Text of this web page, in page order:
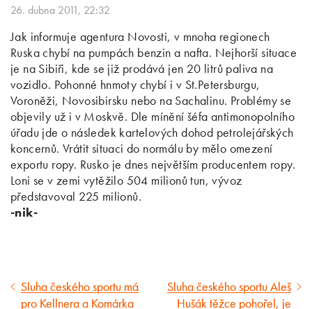
26. dubna 2011, 22:32
Jak informuje agentura Novosti, v mnoha regionech
Ruska chybí na pumpách benzin a nafta. Nejhorší situace
je na Sibiři, kde se již prodává jen 20 litrů paliva na
vozidlo. Pohonné hnmoty chybí i v St.Petersburgu,
Voroněži, Novosibirsku nebo na Sachalinu. Problémy se
objevily už i v Moskvě. Dle mínění šéfa antimonopolního
úřadu jde o následek kartelových dohod petrolejářských
koncernů. Vrátit situaci do normálu by mělo omezení
exportu ropy. Rusko je dnes největším producentem ropy.
Loni se v zemi vytěžilo 504 milionů tun, vývoz
představoval 225 milionů.
-nik-
Předcházející
Sluha českého sportu má
pro Kellnera a Komárka
Následující
Sluha českého sportu Aleš
Hušák těžce pohořel, je